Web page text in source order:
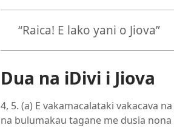
“Raica! E lako yani o Jiova”
Dua na iDivi i Jiova
4, 5. (a) E vakamacalataki vakacava
na bulumakau tagane me dusia nona